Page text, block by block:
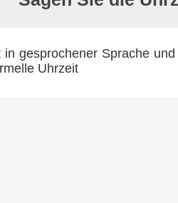
in gesprochener Sprache
Uhrzeit